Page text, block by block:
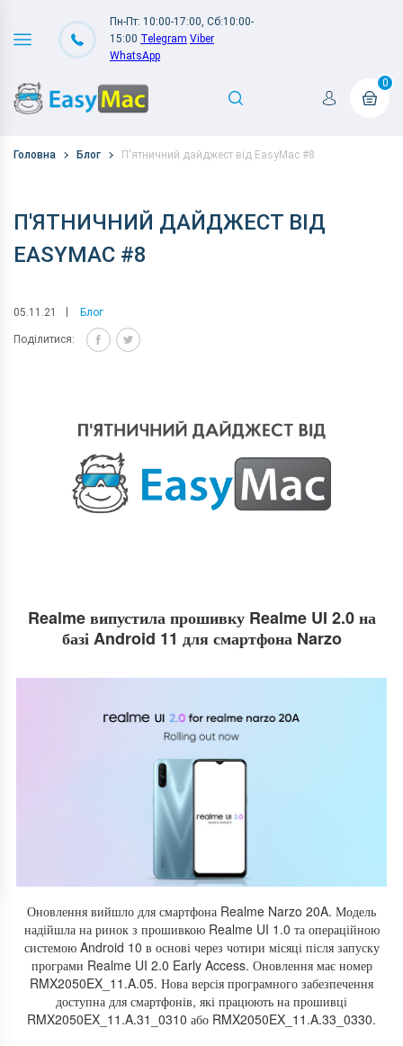
Пн-Пт: 10:00-17:00, Сб:10:00-
15:00 Telegram Viber
WhatsApp
0
Головна Блог П'ятничний дайджест від EasyMac #8
П'ЯТНИЧНИЙ ДАЙДЖЕСТ ВІД
EASYMAC #8
05.11.21 Блог
Поділитися:
Realme випустила прошивку Realme UI 2.0 на
базі Android 11 для смартфона Narzo
Оновлення вийшло для смартфона Realme Narzo 20A. Модель
надійшла на ринок з прошивкою Realme UI 1.0 та операційною
системою Android 10 в основі через чотири місяці після запуску
програми Realme UI 2.0 Early Access. Оновлення має номер
RMX2050EX_11.A.05. Нова версія програмного забезпечення
доступна для смартфонів, які працюють на прошивці
RMX2050EX_11.A.31_0310 або RMX2050EX_11.A.33_0330.